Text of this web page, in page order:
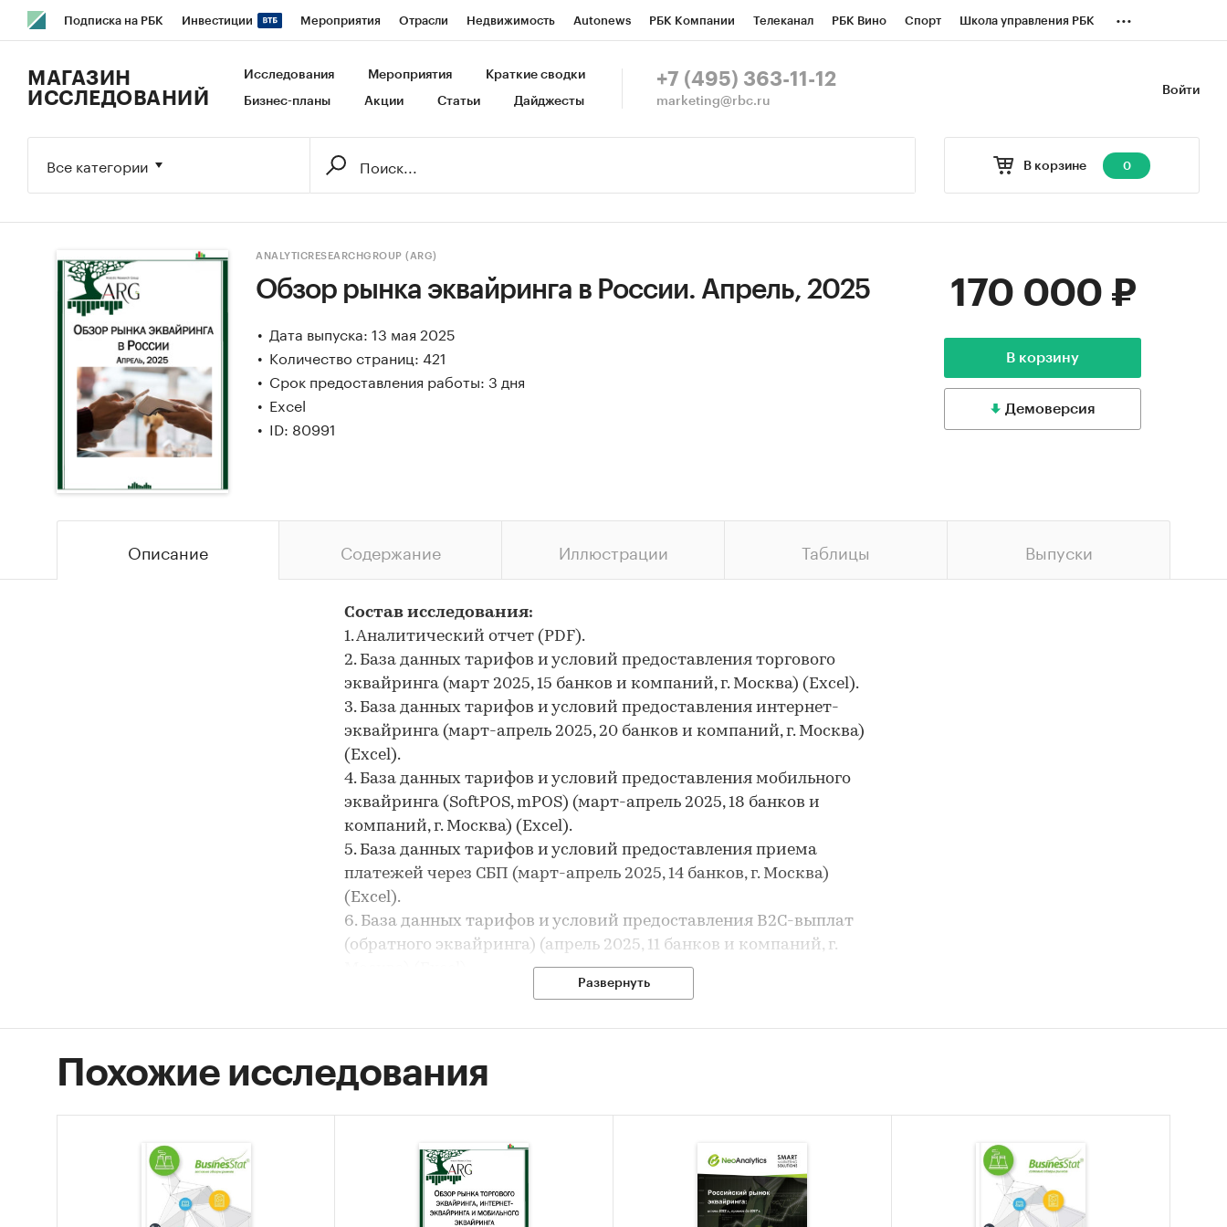
Подписка на РБК Инвестиции Мероприятия Отрасли Недвижимость Autonews РБК Компании Телеканал РБК Вино Спорт Школа управления РБК
Исследования Кредитные рейтинги Франшизы Газета Спецпроекты СПб Конференции СПб Спецпроекты
...
Войти
МАГАЗИН
ИССЛЕДОВАНИЙ
Исследования Мероприятия Краткие сводки
Бизнес-планы Акции Статьи Дайджесты
+7 (495) 363-11-12
marketing@rbc.ru
В корзине 0
Все категории
ANALYTICRESEARCHGROUP (ARG)
Обзор рынка эквайринга в России. Апрель, 2025
Дата выпуска: 13 мая 2025
Количество страниц: 421
Срок предоставления работы: 3 дня
Excel
ID: 80991
170 000 ₽
В корзину
Демоверсия
Описание Содержание Иллюстрации Таблицы Выпуски
Состав исследования:
1. Аналитический отчет (PDF).
2. База данных тарифов и условий предоставления торгового
эквайринга (март 2025, 15 банков и компаний, г. Москва) (Excel).
3. База данных тарифов и условий предоставления интернет-
эквайринга (март-апрель 2025, 20 банков и компаний, г. Москва)
(Excel).
4. База данных тарифов и условий предоставления мобильного
эквайринга (SoftPOS, mPOS) (март-апрель 2025, 18 банков и
компаний, г. Москва) (Excel).
5. База данных тарифов и условий предоставления приема
платежей через СБП (март-апрель 2025, 14 банков, г. Москва)
(Excel).
6. База данных тарифов и условий предоставления B2C-выплат
(обратного эквайринга) (апрель 2025, 11 банков и компаний, г.
7. База данных тарифов и условий предоставления онлайн-касс с
20.03.2025, 70+ новостей) (Excel).
В исследование включены следующие виды услуг по приему
платежей:
1. Торговый эквайринг.
2. Интернет-эквайринг.
Развернуть
Похожие исследования